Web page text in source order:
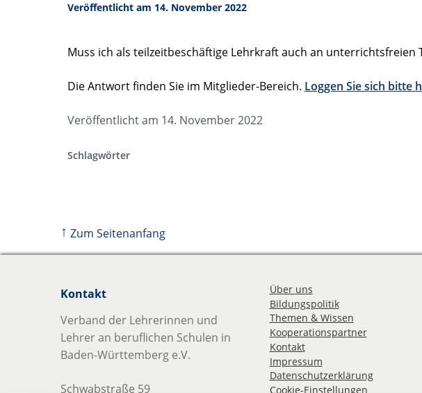
Veröffentlicht am 14. November 2022
Muss ich als teilzeitbeschäftige Lehrkraft auch an
Die Antwort finden Sie im Mitglieder-Bereich. Loggen Sie sich bitte
Veröffentlicht am 14. November 2022
Schlagwörter
↑ Zum Seitenanfang
Kontakt
Verband der Lehrerinnen und
Lehrer an beruflichen Schulen in
Baden-Württemberg e.V.
Schwabstraße 59
Über uns
Bildungspolitik
Themen & Wissen
Kooperationspartner
Kontakt
Impressum
Datenschutzerklärung
Cookie-Einstellungen